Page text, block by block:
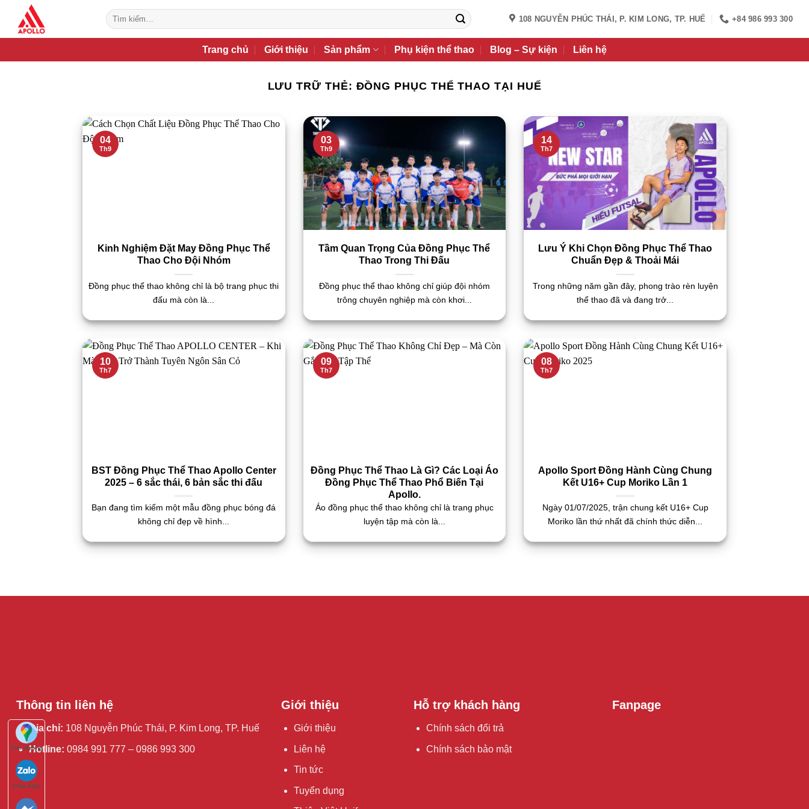
nội
Tìm
kiếm:
108 NGUYỄN PHÚC THÁI, P. KIM LONG, TP. HUẾ +84 986 993 300
Trang chủ Giới thiệu Sản phẩm Phụ kiện thể thao Blog – Sự kiện Liên hệ
LƯU TRỮ THẺ: ĐỒNG PHỤC THỂ THAO TẠI HUẾ
Kinh Nghiệm Đặt May Đồng Phục Thể
Thao Cho Đội Nhóm
Đồng phục thể thao không chỉ là bộ trang phục thi
đấu mà còn là...
04
Th9
Tầm Quan Trọng Của Đồng Phục Thể
Thao Trong Thi Đấu
Đồng phục thể thao không chỉ giúp đội nhóm
trông chuyên nghiệp mà còn khơi...
03
Th9
Lưu Ý Khi Chọn Đồng Phục Thể Thao
Chuẩn Đẹp & Thoải Mái
Trong những năm gần đây, phong trào rèn luyện
thể thao đã và đang trở...
14
Th7
BST Đồng Phục Thể Thao Apollo Center
2025 – 6 sắc thái, 6 bản sắc thi đấu
Bạn đang tìm kiếm một mẫu đồng phục bóng đá
không chỉ đẹp về hình...
10
Th7
Đồng Phục Thể Thao Là Gì? Các Loại Áo
Đồng Phục Thể Thao Phổ Biến Tại
Apollo.
Áo đồng phục thể thao không chỉ là trang phục
luyện tập mà còn là...
09
Th7
Apollo Sport Đồng Hành Cùng Chung
Kết U16+ Cup Moriko Lần 1
Ngày 01/07/2025, trận chung kết U16+ Cup
Moriko lần thứ nhất đã chính thức diễn...
08
Th7
Thông tin liên hệ
Địa chỉ: 108 Nguyễn Phúc Thái, P. Kim Long, TP. Huế
Hotline: 0984 991 777 – 0986 993 300
Giới thiệu
Giới thiệu
Liên hệ
Tin tức
Tuyển dụng
Hỗ trợ khách hàng
Chính sách đổi trả
Chính sách bảo mật
Fanpage
Tìm đường
Chat Zalo